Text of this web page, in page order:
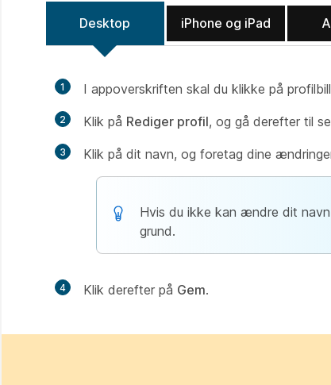
Desktop iPhone og iPad
1 I appoverskriften skal du klikke på
2 Klik på Rediger profil, og gå derefter til
3 Klik på dit navn, og foretag dine
Hvis du ikke kan ændre dit
grund.
4 Klik derefter på Gem.